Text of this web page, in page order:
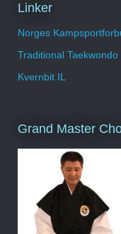
Linker
Norges
Traditional
Kvernbit IL
Grand Master